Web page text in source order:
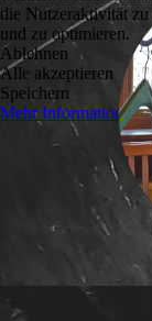
die Nutzeraktivität
und zu optimieren.
Ablehnen
Alle akzeptieren
Speichern
Mehr Informationen